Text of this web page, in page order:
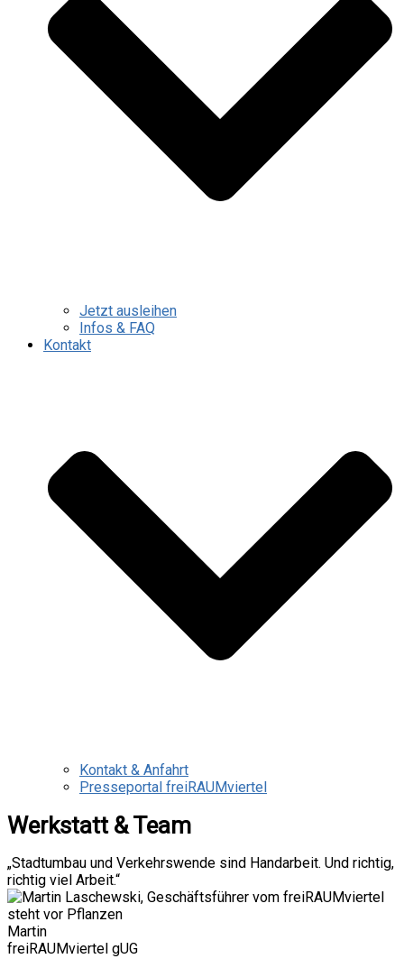
Jetzt ausleihen
Infos & FAQ
Kontakt
Kontakt & Anfahrt
Presseportal freiRAUMviertel
Werkstatt & Team
„Stadtumbau und Verkehrswende sind Handarbeit. Und richtig,
richtig viel Arbeit.“
Martin
freiRAUMviertel gUG